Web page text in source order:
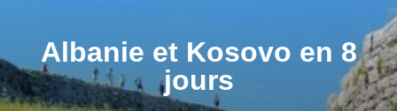
Albanie et Kosovo en 8
jours